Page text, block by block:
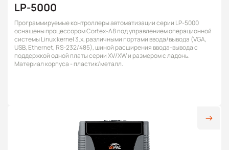
LP-5000
Программируемые контроллеры автоматизации серии LP-5000
оснащены процессором Cortex-A8 под управлением операционной
системы Linux kernel 3.x, различными портами ввода/вывода (VGA,
USB, Ethernet, RS-232/485), шиной расширения ввода-вывода с
поддержкой одной платы серии XV/XW и размером с ладонь.
Материал корпуса - пластик/металл.